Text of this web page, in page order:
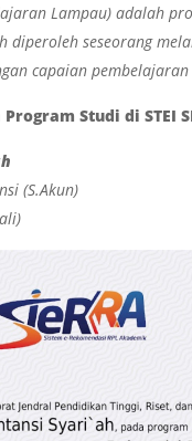
Lampau) adalah
diperoleh seseorang
capaian
Studi di STEI
(S.Akun)